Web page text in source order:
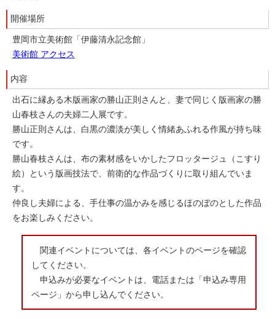
開催場所
豊岡市立美術館「伊藤清永記念館」
美術館 アクセス
内容
出石に縁ある木版画家の勝山正則さんと、妻で同じく版画家の勝
山春枝さんの夫婦二人展です。
勝山正則さんは、白黒の濃淡が美しく情緒あふれる作風が持ち味
です。
勝山春枝さんは、布の素材感をいかしたフロッタージュ（こすり
絵）という版画技法で、前衛的な作品づくりに取り組んでいま
す。
仲良し夫婦による、手仕事の温かみを感じるほのぼのとした作品
をお楽しみください。
関連イベントについては、各イベントのページを確認
してください。
申込みが必要なイベントは、電話または「申込み専用
ページ」から申し込んでください。